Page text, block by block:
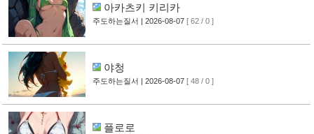
아카츠키 키리카
주도하는질서 | 2026-08-07 [ 62 / 0 ]
야청
주도하는질서 | 2026-08-07 [ 48 / 0 ]
플로로